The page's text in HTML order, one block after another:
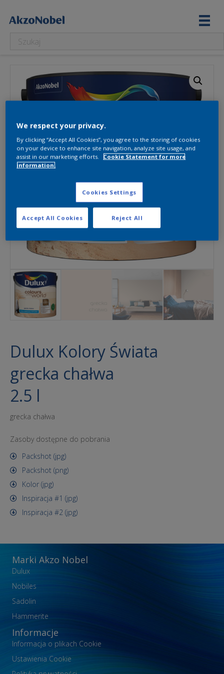
Dulux Kolory Świata
grecka chałwa
2.5 l
grecka chałwa
Zasoby dostępne do pobrania
Packshot (jpg)
Packshot (png)
Kolor (jpg)
Inspiracja #1 (jpg)
Inspiracja #2 (jpg)
Marki Akzo Nobel
Dulux
Nobiles
Sadolin
Hammerite
Informacje
Informacja o plikach Cookie
Ustawienia Cookie
We respect your privacy.
By clicking “Accept All Cookies”, you agree to the storing of cookies
on your device to enhance site navigation, analyze site usage, and
assist in our marketing efforts.
Cookie Statement for more
information.
Cookies Settings
Reject All
Accept All Cookies